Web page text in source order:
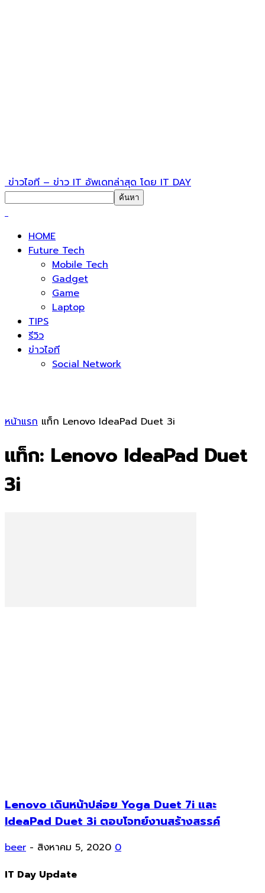
ข่าวไอที – ข่าว IT อัพเดทล่าสุด โดย IT DAY
HOME
Future Tech
Mobile Tech
Gadget
Game
Laptop
TIPS
รีวิว
ข่าวไอที
Social Network
หน้าแรก แท็ก Lenovo IdeaPad Duet 3i
แท็ก: Lenovo IdeaPad Duet
3i
Lenovo เดินหน้าปล่อย Yoga Duet 7i และ
IdeaPad Duet 3i ตอบโจทย์งานสร้างสรรค์
beer - สิงหาคม 5, 2020 0
IT Day Update